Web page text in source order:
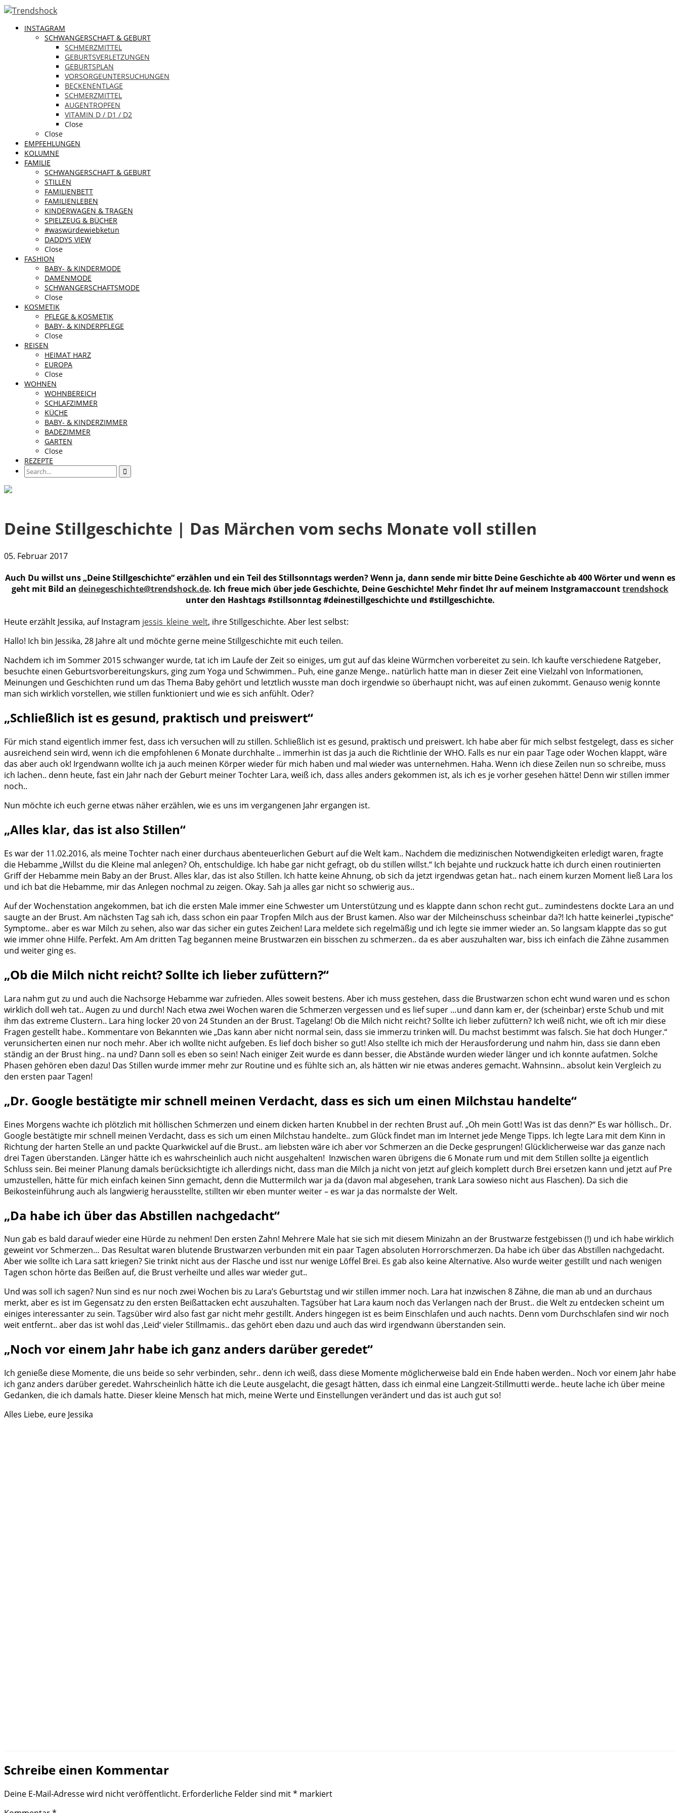
INSTAGRAM
SCHWANGERSCHAFT & GEBURT
SCHMERZMITTEL
GEBURTSVERLETZUNGEN
GEBURTSPLAN
VORSORGEUNTERSUCHUNGEN
BECKENENTLAGE
SCHMERZMITTEL
AUGENTROPFEN
VITAMIN D / D1 / D2
Close
Close
EMPFEHLUNGEN
KOLUMNE
FAMILIE
SCHWANGERSCHAFT & GEBURT
STILLEN
FAMILIENBETT
FAMILIENLEBEN
KINDERWAGEN & TRAGEN
SPIELZEUG & BÜCHER
#waswürdewiebketun
DADDYS VIEW
Close
FASHION
BABY- & KINDERMODE
DAMENMODE
SCHWANGERSCHAFTSMODE
Close
KOSMETIK
PFLEGE & KOSMETIK
BABY- & KINDERPFLEGE
Close
REISEN
HEIMAT HARZ
EUROPA
Close
WOHNEN
WOHNBEREICH
SCHLAFZIMMER
KÜCHE
BABY- & KINDERZIMMER
BADEZIMMER
GARTEN
Close
REZEPTE
Deine Stillgeschichte | Das Märchen vom sechs Monate voll stillen
05. Februar 2017
Auch Du willst uns „Deine Stillgeschichte“ erzählen und ein Teil des Stillsonntags werden? Wenn ja, dann sende mir bitte Deine Geschichte ab 400 Wörter und wenn es
geht mit Bild an deinegeschichte@trendshock.de. Ich freue mich über jede Geschichte, Deine Geschichte! Mehr findet Ihr auf meinem Instgramaccounttrendshock
unter den Hashtags #stillsonntag #deinestillgeschichte und #stillgeschichte.
Heute erzählt Jessika, auf Instagram jessis_kleine_welt, ihre Stillgeschichte. Aber lest selbst:
Hallo! Ich bin Jessika, 28 Jahre alt und möchte gerne meine Stillgeschichte mit euch teilen.
Nachdem ich im Sommer 2015 schwanger wurde, tat ich im Laufe der Zeit so einiges, um gut auf das kleine Würmchen vorbereitet zu sein. Ich kaufte verschiedene Ratgeber,
besuchte einen Geburtsvorbereitungskurs, ging zum Yoga und Schwimmen.. Puh, eine ganze Menge.. natürlich hatte man in dieser Zeit eine Vielzahl von Informationen,
Meinungen und Geschichten rund um das Thema Baby gehört und letztlich wusste man doch irgendwie so überhaupt nicht, was auf einen zukommt. Genauso wenig konnte
man sich wirklich vorstellen, wie stillen funktioniert und wie es sich anfühlt. Oder?
„Schließlich ist es gesund, praktisch und preiswert“
Für mich stand eigentlich immer fest, dass ich versuchen will zu stillen. Schließlich ist es gesund, praktisch und preiswert. Ich habe aber für mich selbst festgelegt, dass es sicher
ausreichend sein wird, wenn ich die empfohlenen 6 Monate durchhalte .. immerhin ist das ja auch die Richtlinie der WHO. Falls es nur ein paar Tage oder Wochen klappt, wäre
das aber auch ok! Irgendwann wollte ich ja auch meinen Körper wieder für mich haben und mal wieder was unternehmen. Haha. Wenn ich diese Zeilen nun so schreibe, muss
ich lachen.. denn heute, fast ein Jahr nach der Geburt meiner Tochter Lara, weiß ich, dass alles anders gekommen ist, als ich es je vorher gesehen hätte! Denn wir stillen immer
noch..
Nun möchte ich euch gerne etwas näher erzählen, wie es uns im vergangenen Jahr ergangen ist.
„Alles klar, das ist also Stillen“
Es war der 11.02.2016, als meine Tochter nach einer durchaus abenteuerlichen Geburt auf die Welt kam.. Nachdem die medizinischen Notwendigkeiten erledigt waren, fragte
die Hebamme „Willst du die Kleine mal anlegen? Oh, entschuldige. Ich habe gar nicht gefragt, ob du stillen willst.“ Ich bejahte und ruckzuck hatte ich durch einen routinierten
Griff der Hebamme mein Baby an der Brust. Alles klar, das ist also Stillen. Ich hatte keine Ahnung, ob sich da jetzt irgendwas getan hat.. nach einem kurzen Moment ließ Lara los
und ich bat die Hebamme, mir das Anlegen nochmal zu zeigen. Okay. Sah ja alles gar nicht so schwierig aus..
Auf der Wochenstation angekommen, bat ich die ersten Male immer eine Schwester um Unterstützung und es klappte dann schon recht gut.. zumindestens dockte Lara an und
saugte an der Brust. Am nächsten Tag sah ich, dass schon ein paar Tropfen Milch aus der Brust kamen. Also war der Milcheinschuss scheinbar da?! Ich hatte keinerlei „typische“
Symptome.. aber es war Milch zu sehen, also war das sicher ein gutes Zeichen! Lara meldete sich regelmäßig und ich legte sie immer wieder an. So langsam klappte das so gut
wie immer ohne Hilfe. Perfekt. Am Am dritten Tag begannen meine Brustwarzen ein bisschen zu schmerzen.. da es aber auszuhalten war, biss ich einfach die Zähne zusammen
und weiter ging es.
„Ob die Milch nicht reicht? Sollte ich lieber zufüttern?“
Lara nahm gut zu und auch die Nachsorge Hebamme war zufrieden. Alles soweit bestens. Aber ich muss gestehen, dass die Brustwarzen schon echt wund waren und es schon
wirklich doll weh tat.. Augen zu und durch! Nach etwa zwei Wochen waren die Schmerzen vergessen und es lief super …und dann kam er, der (scheinbar) erste Schub und mit
ihm das extreme Clustern.. Lara hing locker 20 von 24 Stunden an der Brust. Tagelang! Ob die Milch nicht reicht? Sollte ich lieber zufüttern? Ich weiß nicht, wie oft ich mir diese
Fragen gestellt habe.. Kommentare von Bekannten wie „Das kann aber nicht normal sein, dass sie immerzu trinken will. Du machst bestimmt was falsch. Sie hat doch Hunger.“
verunsicherten einen nur noch mehr. Aber ich wollte nicht aufgeben. Es lief doch bisher so gut! Also stellte ich mich der Herausforderung und nahm hin, dass sie dann eben
ständig an der Brust hing.. na und? Dann soll es eben so sein! Nach einiger Zeit wurde es dann besser, die Abstände wurden wieder länger und ich konnte aufatmen. Solche
Phasen gehören eben dazu! Das Stillen wurde immer mehr zur Routine und es fühlte sich an, als hätten wir nie etwas anderes gemacht. Wahnsinn.. absolut kein Vergleich zu
den ersten paar Tagen!
„Dr. Google bestätigte mir schnell meinen Verdacht, dass es sich um einen Milchstau handelte“
Eines Morgens wachte ich plötzlich mit höllischen Schmerzen und einem dicken harten Knubbel in der rechten Brust auf. „Oh mein Gott! Was ist das denn?“ Es war höllisch.. Dr.
Google bestätigte mir schnell meinen Verdacht, dass es sich um einen Milchstau handelte.. zum Glück findet man im Internet jede Menge Tipps. Ich legte Lara mit dem Kinn in
Richtung der harten Stelle an und packte Quarkwickel auf die Brust.. am liebsten wäre ich aber vor Schmerzen an die Decke gesprungen! Glücklicherweise war das ganze nach
drei Tagen überstanden. Länger hätte ich es wahrscheinlich auch nicht ausgehalten! Inzwischen waren übrigens die 6 Monate rum und mit dem Stillen sollte ja eigentlich
Schluss sein. Bei meiner Planung damals berücksichtigte ich allerdings nicht, dass man die Milch ja nicht von jetzt auf gleich komplett durch Brei ersetzen kann und jetzt auf Pre
umzustellen, hätte für mich einfach keinen Sinn gemacht, denn die Muttermilch war ja da (davon mal abgesehen, trank Lara sowieso nicht aus Flaschen). Da sich die
Beikosteinführung auch als langwierig herausstellte, stillten wir eben munter weiter – es war ja das normalste der Welt.
„Da habe ich über das Abstillen nachgedacht“
Nun gab es bald darauf wieder eine Hürde zu nehmen! Den ersten Zahn! Mehrere Male hat sie sich mit diesem Minizahn an der Brustwarze festgebissen (!) und ich habe wirklich
geweint vor Schmerzen… Das Resultat waren blutende Brustwarzen verbunden mit ein paar Tagen absoluten Horrorschmerzen. Da habe ich über das Abstillen nachgedacht.
Aber wie sollte ich Lara satt kriegen? Sie trinkt nicht aus der Flasche und isst nur wenige Löffel Brei. Es gab also keine Alternative. Also wurde weiter gestillt und nach wenigen
Tagen schon hörte das Beißen auf, die Brust verheilte und alles war wieder gut..
Und was soll ich sagen? Nun sind es nur noch zwei Wochen bis zu Lara’s Geburtstag und wir stillen immer noch. Lara hat inzwischen 8 Zähne, die man ab und an durchaus
merkt, aber es ist im Gegensatz zu den ersten Beißattacken echt auszuhalten. Tagsüber hat Lara kaum noch das Verlangen nach der Brust.. die Welt zu entdecken scheint um
einiges interessanter zu sein. Tagsüber wird also fast gar nicht mehr gestillt. Anders hingegen ist es beim Einschlafen und auch nachts. Denn vom Durchschlafen sind wir noch
weit entfernt.. aber das ist wohl das ‚Leid‘ vieler Stillmamis.. das gehört eben dazu und auch das wird irgendwann überstanden sein.
„Noch vor einem Jahr habe ich ganz anders darüber geredet“
Ich genieße diese Momente, die uns beide so sehr verbinden, sehr.. denn ich weiß, dass diese Momente möglicherweise bald ein Ende haben werden.. Noch vor einem Jahr habe
ich ganz anders darüber geredet. Wahrscheinlich hätte ich die Leute ausgelacht, die gesagt hätten, dass ich einmal eine Langzeit-Stillmutti werde.. heute lache ich über meine
Gedanken, die ich damals hatte. Dieser kleine Mensch hat mich, meine Werte und Einstellungen verändert und das ist auch gut so!
Alles Liebe, eure Jessika
Schreibe einen Kommentar
Deine E-Mail-Adresse wird nicht veröffentlicht. Erforderliche Felder sind mit* markiert